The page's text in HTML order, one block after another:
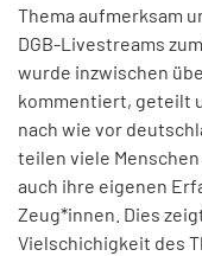
Thema aufmerksam
DGB-Livestreams
wurde inzwischen
kommentiert, geteilt
nach wie vor
teilen viele
auch ihre eigenen
Zeug*innen. Dies
Vielschichigkeit des